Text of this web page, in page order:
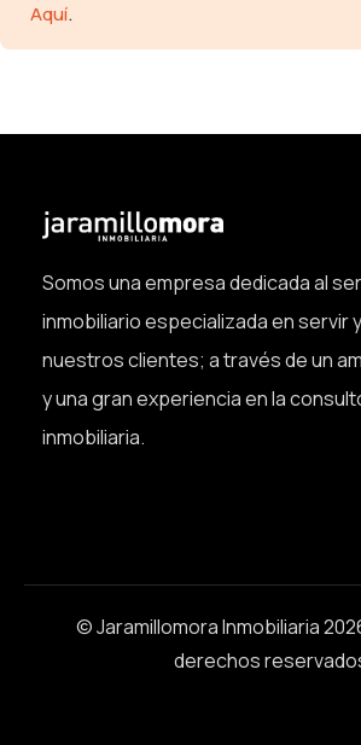
Aquí.
Somos una empresa dedicada al
inmobiliario especializada en servir
nuestros clientes; a través de un
y una gran experiencia en la
inmobiliaria.
© Jaramillomora Inmobiliaria
derechos